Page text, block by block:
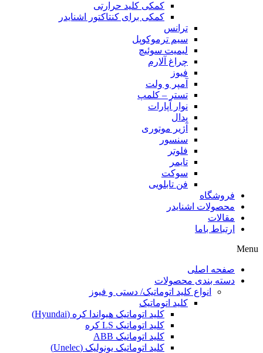
کمکی کلید حرارتی
کمکی برای کنتاکتور اشنایدر
ترانس
سیم ترموکوپل
لیمیت سوئیچ
چراغ آلارم
فیوز
آمپر و ولت
تستر – کلمپ
نوار آپارات
پدال
آژیر موتوری
سنسور
فلوتر
تایمر
سوکت
فن تابلویی
فروشگاه
محصولات اشنایدر
مقالات
ارتباط باما
Menu
صفحه اصلی
دسته بندی محصولات
انواع کلید اتوماتیک/ دستی و فیوز
کلید اتوماتیک
کلید اتوماتیک هیواندا کره (Hyundai)
کلید اتوماتیک LS کره
کلید اتوماتیک ABB
کلید اتوماتیک یونولیک (Unelec)